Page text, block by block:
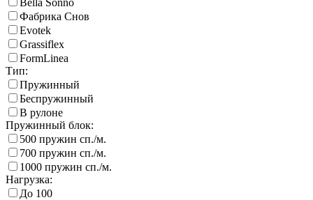
Фабрика Снов
Еvotek
Grassiflex
FormLinea
Тип:
Пружинный
Беспружинный
В рулоне
Пружинный блок:
500 пружин сп./м.
700 пружин сп./м.
1000 пружин сп./м.
Нагрузка:
До 100